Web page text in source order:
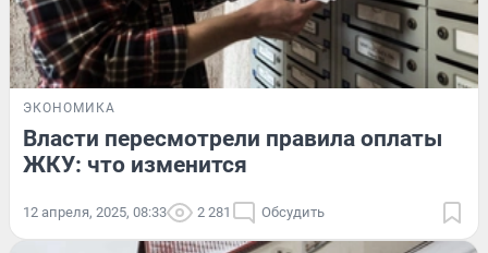
ЭКОНОМИКА
Власти пересмотрели правила оплаты
ЖКУ: что изменится
12 апреля, 2025, 08:33 2 281 Обсудить